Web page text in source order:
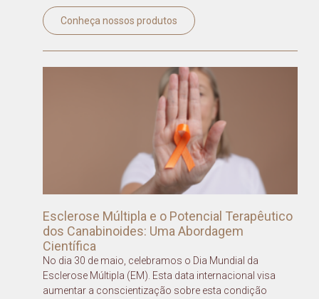
Conheça nossos produtos
Esclerose Múltipla e o Potencial Terapêutico
dos Canabinoides: Uma Abordagem
Científica
No dia 30 de maio, celebramos o Dia Mundial da
Esclerose Múltipla (EM). Esta data internacional visa
aumentar a conscientização sobre esta condição